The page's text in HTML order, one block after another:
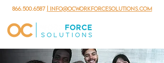
866.500.6587 | info@ocworkforcesolutions.com